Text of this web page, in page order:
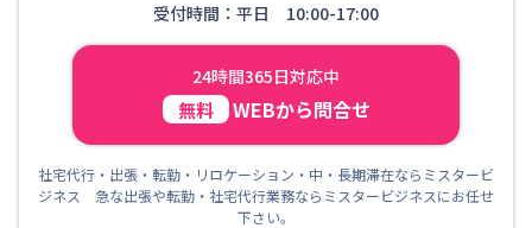
受付時間：平日 10:00-17:00
24時間365日対応中
無料 WEBから問合せ
社宅代行・出張・転勤・リロケーション・中・長期滞在ならミスタービ
ジネス 急な出張や転勤・社宅代行業務ならミスタービジネスにお任せ
下さい。